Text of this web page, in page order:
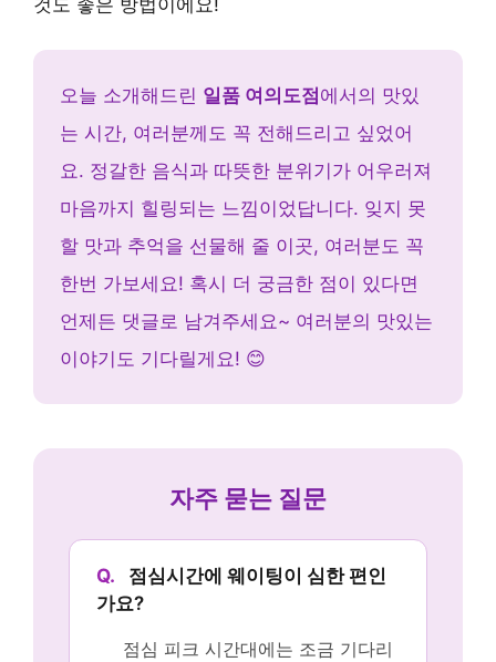
것도 좋은 방법이에요!
오늘 소개해드린 일품 여의도점 에서의 맛있
는 시간, 여러분께도 꼭 전해드리고 싶었어
요. 정갈한 음식과 따뜻한 분위기가 어우러져
마음까지 힐링되는 느낌이었답니다. 잊지 못
할 맛과 추억을 선물해 줄 이곳, 여러분도 꼭
한번 가보세요! 혹시 더 궁금한 점이 있다면
언제든 댓글로 남겨주세요~ 여러분의 맛있는
이야기도 기다릴게요! 😊
자주 묻는 질문
Q.
점심시간에 웨이팅이 심한 편인
가요?
점심 피크 시간대에는 조금 기다리